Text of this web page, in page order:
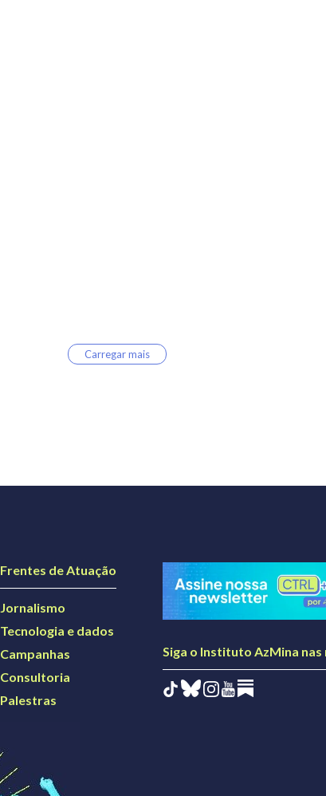
Carregar mais
Frentes de Atuação
Jornalismo
Tecnologia e dados
Campanhas
Consultoria
Palestras
Siga o Instituto AzMina nas